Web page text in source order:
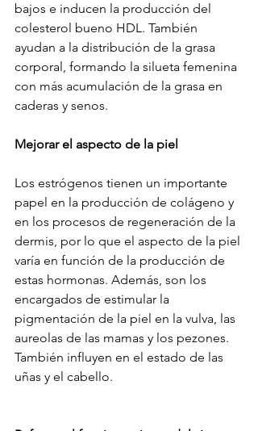
bajos e inducen la producción del
colesterol bueno HDL. También
ayudan a la distribución de la grasa
corporal, formando la silueta femenina
con más acumulación de la grasa en
caderas y senos.
Mejorar el aspecto de la piel
Los estrógenos tienen un importante
papel en la producción de colágeno y
en los procesos de regeneración de la
dermis, por lo que el aspecto de la piel
varía en función de la producción de
estas hormonas. Además, son los
encargados de estimular la
pigmentación de la piel en la vulva, las
aureolas de las mamas y los pezones.
También influyen en el estado de las
uñas y el cabello.